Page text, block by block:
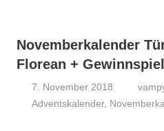
mein
persönlicher
Novemberkalender
Florean + Gewinnspiel
7. November 2018
Adventskalender,